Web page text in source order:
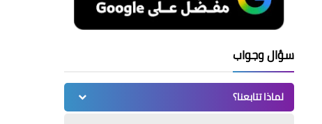
سؤال وجواب
لماذا تتابعنا؟